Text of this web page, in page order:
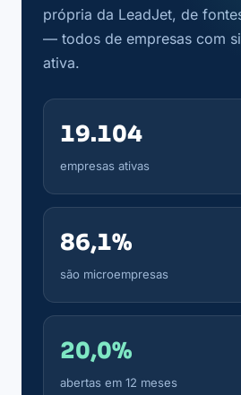
própria da LeadJet, de
— todos de empresas com
ativa.
19.104
empresas ativas
86,1%
são microempresas
20,0%
abertas em 12 meses